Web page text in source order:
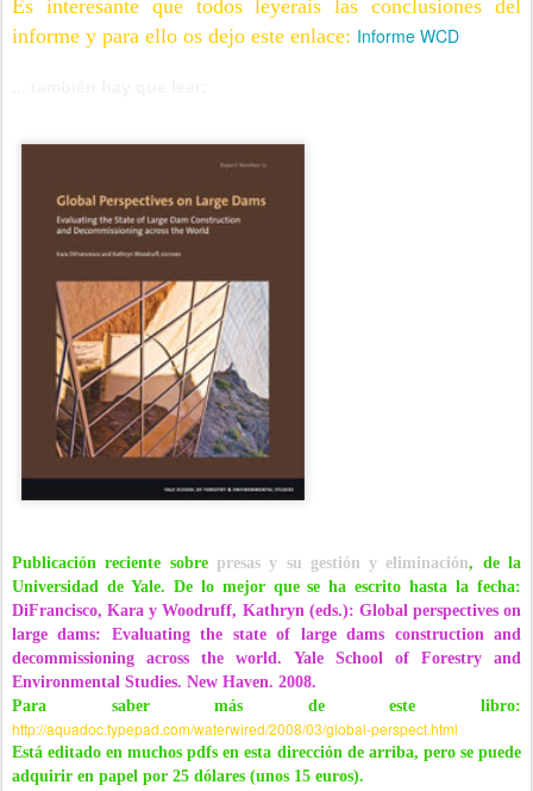
Es interesanteque todos leyerais las conclusiones del
informe y para ello os dejo este enlace: Informe WCD
Publicación reciente sobre presas y su gestión y eliminación, de la
Universidad de Yale. De lo mejor que se ha escrito hasta la fecha:
DiFrancisco, Kara y Woodruff, Kathryn (eds.): Global perspectives on
large dams: Evaluating the state of large dams construction and
decommissioning across the world. Yale School of Forestry and
Environmental Studies. New Haven. 2008.
Para saber más de este libro:
http://aquadoc.typepad.com/waterwired/2008/03/global-perspect.html
Está editado en muchos pdfs en esta dirección de arriba, pero se puede
adquirir en papel por 25 dólares (unos 15 euros).